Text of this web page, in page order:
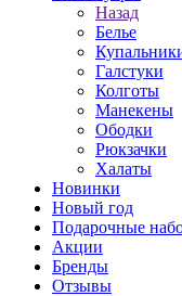
Назад
Белье
Галстуки
Колготы
Манекены
Ободки
Рюкзачки
Халаты
Новинки
Новый год
Подарочные
Акции
Бренды
Отзывы